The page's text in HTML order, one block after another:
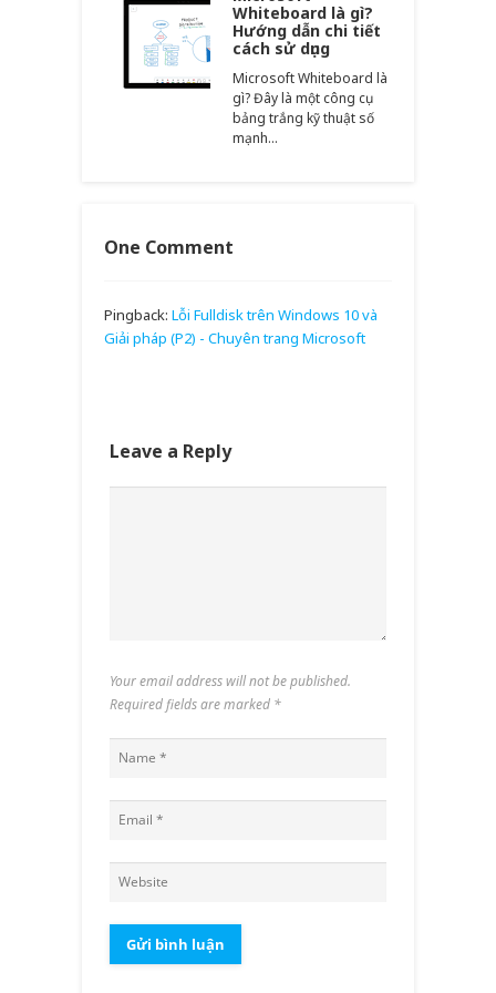
Whiteboard là gì?
Hướng dẫn chi tiết
cách sử dụng
Microsoft Whiteboard là
gì? Đây là một công cụ
bảng trắng kỹ thuật số
mạnh…
One Comment
Pingback: Lỗi Fulldisk trên Windows 10 và
Giải pháp (P2) - Chuyên trang Microsoft
Leave a Reply
Your email address will not be published.
Required fields are marked *